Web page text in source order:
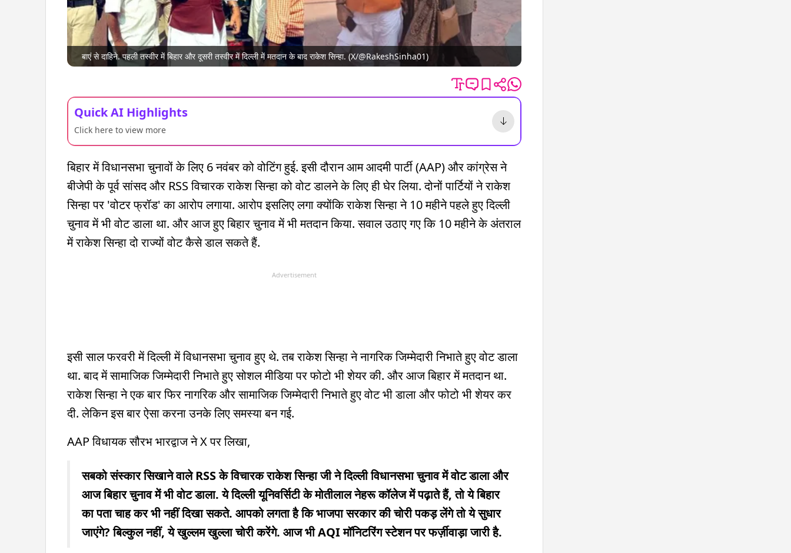
बाएं से दाहिने. पहली तस्वीर में बिहार और दूसरी तस्वीर में दिल्ली में मतदान के बाद राकेश सिन्हा. (X/@RakeshSinha01)
Quick AI Highlights
Click here to view more
बिहार में विधानसभा चुनावों के लिए 6 नवंबर को वोटिंग हुई. इसी दौरान आम आदमी पार्टी (AAP) और कांग्रेस ने
बीजेपी के पूर्व सांसद और RSS विचारक राकेश सिन्हा को वोट डालने के लिए ही घेर लिया. दोनों पार्टियों ने राकेश
सिन्हा पर 'वोटर फ्रॉड' का आरोप लगाया. आरोप इसलिए लगा क्योंकि राकेश सिन्हा ने 10 महीने पहले हुए दिल्ली
चुनाव में भी वोट डाला था. और आज हुए बिहार चुनाव में भी मतदान किया. सवाल उठाए गए कि 10 महीने के अंतराल
में राकेश सिन्हा दो राज्यों वोट कैसे डाल सकते हैं.
Advertisement
इसी साल फरवरी में दिल्ली में विधानसभा चुनाव हुए थे. तब राकेश सिन्हा ने नागरिक जिम्मेदारी निभाते हुए वोट डाला
था. बाद में सामाजिक जिम्मेदारी निभाते हुए सोशल मीडिया पर फोटो भी शेयर की. और आज बिहार में मतदान था.
राकेश सिन्हा ने एक बार फिर नागरिक और सामाजिक जिम्मेदारी निभाते हुए वोट भी डाला और फोटो भी शेयर कर
दी. लेकिन इस बार ऐसा करना उनके लिए समस्या बन गई.
AAP विधायक सौरभ भारद्वाज ने X पर लिखा,
सबको संस्कार सिखाने वाले RSS के विचारक राकेश सिन्हा जी ने दिल्ली विधानसभा चुनाव में वोट डाला और
आज बिहार चुनाव में भी वोट डाला. ये दिल्ली यूनिवर्सिटी के मोतीलाल नेहरू कॉलेज में पढ़ाते हैं, तो ये बिहार
का पता चाह कर भी नहीं दिखा सकते. आपको लगता है कि भाजपा सरकार की चोरी पकड़ लेंगे तो ये सुधार
जाएंगे? बिल्कुल नहीं, ये खुल्लम खुल्ला चोरी करेंगे. आज भी AQI मॉनिटरिंग स्टेशन पर फर्ज़ीवाड़ा जारी है.